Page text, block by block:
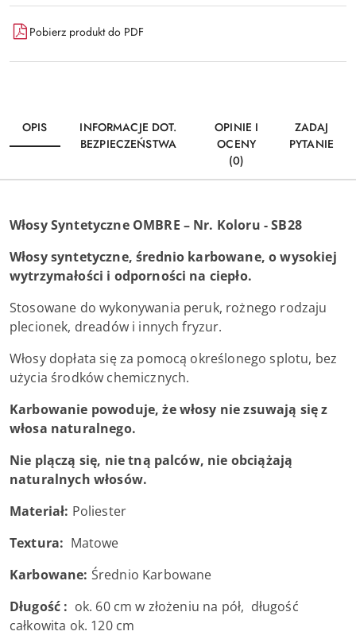
Pobierz produkt do PDF
OPIS
INFORMACJE DOT.
BEZPIECZEŃSTWA
OPINIE I
OCENY
(0)
ZADAJ
PYTANIE
Włosy Syntetyczne OMBRE – Nr. Koloru - SB28
Włosy syntetyczne, średnio karbowane, o wysokiej
wytrzymałości i odporności na ciepło.
Stosowane do wykonywania peruk, rożnego rodzaju
plecionek, dreadów i innych fryzur.
Włosy dopłata się za pomocą określonego splotu, bez
użycia środków chemicznych.
Karbowanie powoduje, że włosy nie zsuwają się z
włosa naturalnego.
Nie plączą się, nie tną palców, nie obciążają
naturalnych włosów.
Materiał: Poliester
Textura: Matowe
Karbowane: Średnio Karbowane
Długość : ok. 60 cm w złożeniu na pół, długość
całkowita ok. 120 cm